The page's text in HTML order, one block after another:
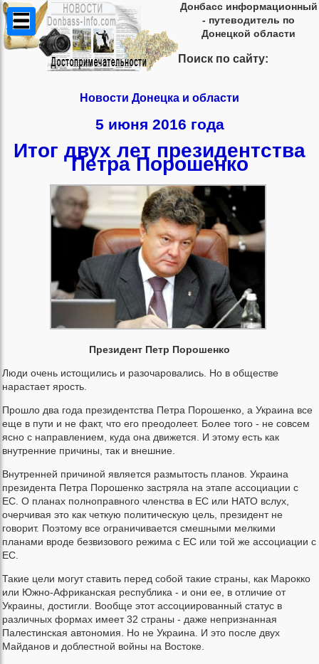
Донбасс информационный
- путеводитель по
Донецкой области
Поиск по сайту:
Новости Донецка и области
5 июня 2016 года
Итог двух лет президентства
Петра Порошенко
Президент Петр Порошенко
Люди очень истощились и разочаровались. Но в обществе
нарастает ярость.
Прошло два года президентства Петра Порошенко, а Украина все
еще в пути и не факт, что его преодолеет. Более того - не совсем
ясно с направлением, куда она движется. И этому есть как
внутренние причины, так и внешние.
Внутренней причиной является размытость планов. Украина
президента Петра Порошенко застряла на этапе ассоциации с
ЕС. О планах полноправного членства в ЕС или НАТО вслух,
очерчивая это как четкую политическую цель, президент не
говорит. Поэтому все ограничивается смешными мелкими
планами вроде безвизового режима с ЕС или той же ассоциации с
ЕС.
Такие цели могут ставить перед собой такие страны, как Марокко
или Южно-Африканская республика - и они ее, в отличие от
Украины, достигли. Вообще этот ассоциированный статус в
различных формах имеет 32 страны - даже непризнанная
Палестинская автономия. Но не Украина. И это после двух
Майданов и доблестной войны на Востоке.